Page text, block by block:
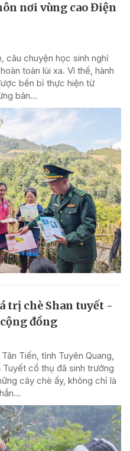
nơi vùng cao Điện
câu chuyện học sinh nghỉ
toàn lùi xa. Vì thế, hành
bền bỉ thực hiện từ
bản...
trị chè Shan tuyết -
đồng
Tiến, tỉnh Tuyên Quang,
cổ thụ đã sinh trưởng
cây chè ấy, không chỉ là